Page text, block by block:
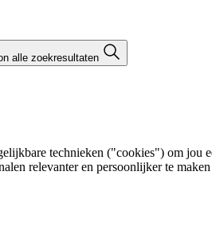
alle zoekresultaten
technieken ("cookies") om
relevanter en persoonlijker te